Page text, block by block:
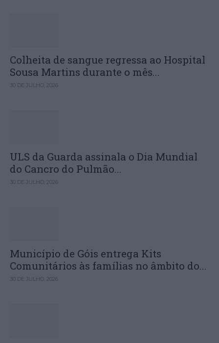
Colheita de sangue regressa ao Hospital
Sousa Martins durante o mês...
30 DE JULHO, 2026
ULS da Guarda assinala o Dia Mundial
do Cancro do Pulmão...
30 DE JULHO, 2026
Município de Góis entrega Kits
Comunitários às famílias no âmbito do...
30 DE JULHO, 2026